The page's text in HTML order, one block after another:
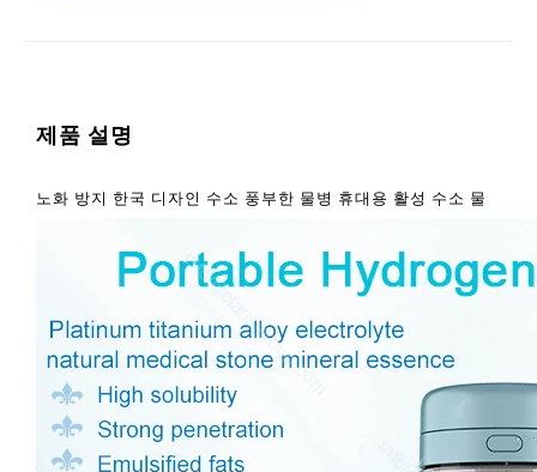
제품 설명
노화 방지 한국 디자인 수소 풍부한 물병 휴대용 활성 수소 물